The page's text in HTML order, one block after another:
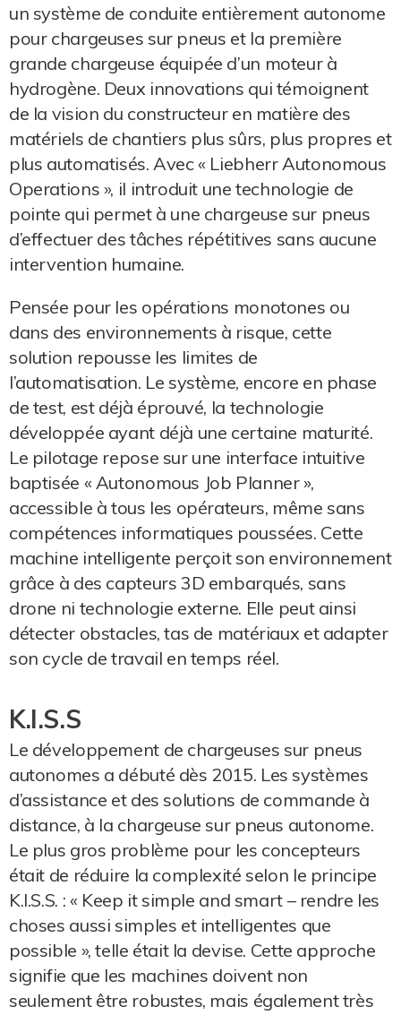
un système de conduite entièrement autonome
pour chargeuses sur pneus et la première
grande chargeuse équipée d’un moteur à
hydrogène. Deux innovations qui témoignent
de la vision du constructeur en matière des
matériels de chantiers plus sûrs, plus propres et
plus automatisés. Avec « Liebherr Autonomous
Operations », il introduit une technologie de
pointe qui permet à une chargeuse sur pneus
d’effectuer des tâches répétitives sans aucune
intervention humaine.
Pensée pour les opérations monotones ou
dans des environnements à risque, cette
solution repousse les limites de
l’automatisation. Le système, encore en phase
de test, est déjà éprouvé, la technologie
développée ayant déjà une certaine maturité.
Le pilotage repose sur une interface intuitive
baptisée « Autonomous Job Planner »,
accessible à tous les opérateurs, même sans
compétences informatiques poussées. Cette
machine intelligente perçoit son environnement
grâce à des capteurs 3D embarqués, sans
drone ni technologie externe. Elle peut ainsi
détecter obstacles, tas de matériaux et adapter
son cycle de travail en temps réel.
K.I.S.S
Le développement de chargeuses sur pneus
autonomes a débuté dès 2015. Les systèmes
d’assistance et des solutions de commande à
distance, à la chargeuse sur pneus autonome.
Le plus gros problème pour les concepteurs
était de réduire la complexité selon le principe
K.I.S.S. : « Keep it simple and smart – rendre les
choses aussi simples et intelligentes que
possible », telle était la devise. Cette approche
signifie que les machines doivent non
seulement être robustes, mais également très